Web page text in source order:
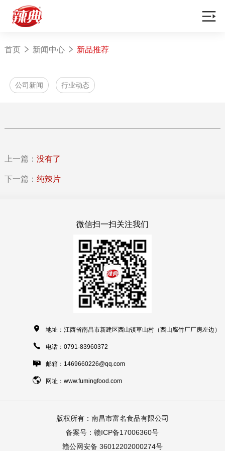
首页  新闻中心  新品推荐
公司新闻 行业动态
上一篇： 没有了
下一篇： 纯辣片
微信扫一扫关注我们
 地址：江西省南昌市新建区西山镇草山村（西山腐竹厂厂房左边）
 电话：0791-83960372
 邮箱：1469660226@qq.com
 网址：www.fumingfood.com
版权所有：南昌市富名食品有限公司
备案号：赣ICP备17006360号
赣公网安备 36012202000274号